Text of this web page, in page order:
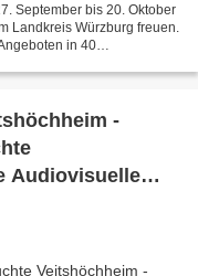
September bis 20. Oktober
Landkreis Würzburg freuen.
in 40
-
Audiovisuelle